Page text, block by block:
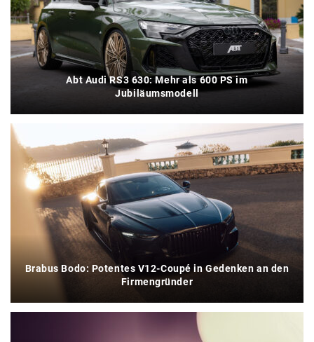
Abt Audi RS3 630: Mehr als 600 PS im
Jubiläumsmodell
Brabus Bodo: Potentes V12-Coupé in Gedenken an den
Firmengründer